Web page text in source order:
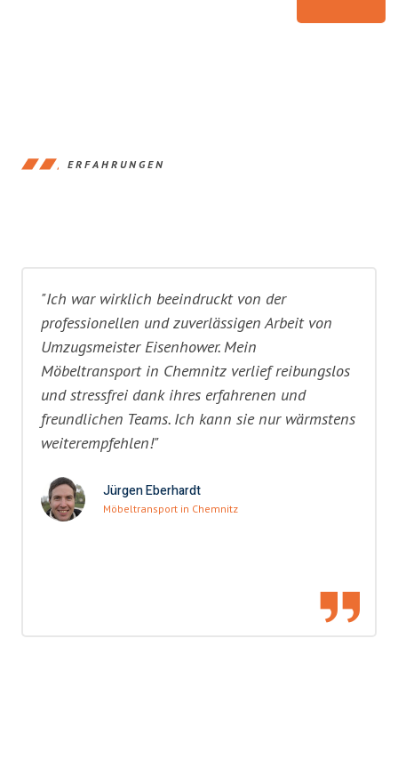
ERFAHRUNGEN
"Ich war wirklich beeindruckt von der
professionellen und zuverlässigen Arbeit von
Umzugsmeister Eisenhower. Mein
Möbeltransport in Chemnitz verlief reibungslos
und stressfrei dank ihres erfahrenen und
freundlichen Teams. Ich kann sie nur wärmstens
weiterempfehlen!"
Jürgen Eberhardt
Möbeltransport in Chemnitz